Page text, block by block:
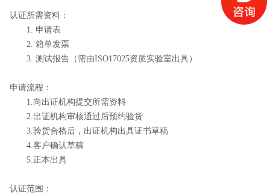
认证所需资料：
1. 申请表
2. 箱单发票
3. 测试报告（需由ISO17025资质实验室出具）
申请流程：
1.向出证机构提交所需资料
2.出证机构审核通过后预约验货
3.验货合格后，出证机构出具证书草稿
4.客户确认草稿
5.正本出具
认证范围：